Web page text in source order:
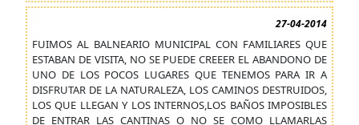
27-04-2014
FUIMOS AL BALNEARIO MUNICIPAL CON FAMILIARES QUE
ESTABAN DE VISITA, NO SE PUEDE CREEER EL ABANDONO DE
UNO DE LOS POCOS LUGARES QUE TENEMOS PARA IR A
DISFRUTAR DE LA NATURALEZA, LOS CAMINOS DESTRUIDOS,
LOS QUE LLEGAN Y LOS INTERNOS,LOS BAÑOS IMPOSIBLES
DE ENTRAR LAS CANTINAS O NO SE COMO LLAMARLAS